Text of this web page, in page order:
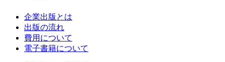
企業出版とは
出版の流れ
費用について
電子書籍について